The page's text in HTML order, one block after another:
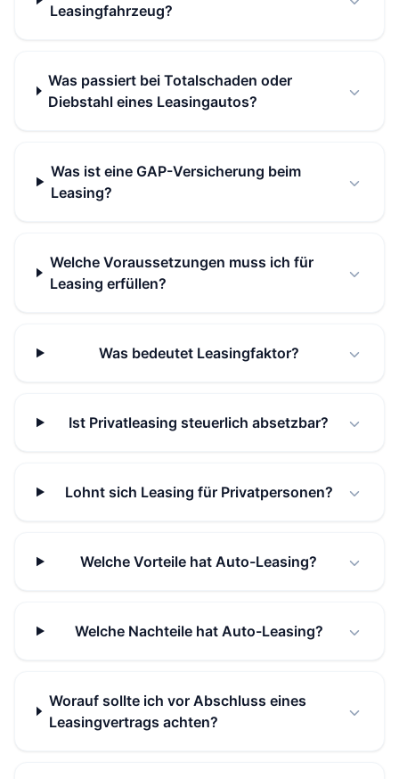
Leasingfahrzeug?
Was passiert bei Totalschaden oder
Diebstahl eines Leasingautos?
Was ist eine GAP-Versicherung beim
Leasing?
Welche Voraussetzungen muss ich für
Leasing erfüllen?
Was bedeutet Leasingfaktor?
Ist Privatleasing steuerlich absetzbar?
Lohnt sich Leasing für Privatpersonen?
Welche Vorteile hat Auto-Leasing?
Welche Nachteile hat Auto-Leasing?
Worauf sollte ich vor Abschluss eines
Leasingvertrags achten?